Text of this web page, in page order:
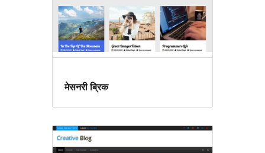
मेसनरी ब्रिक